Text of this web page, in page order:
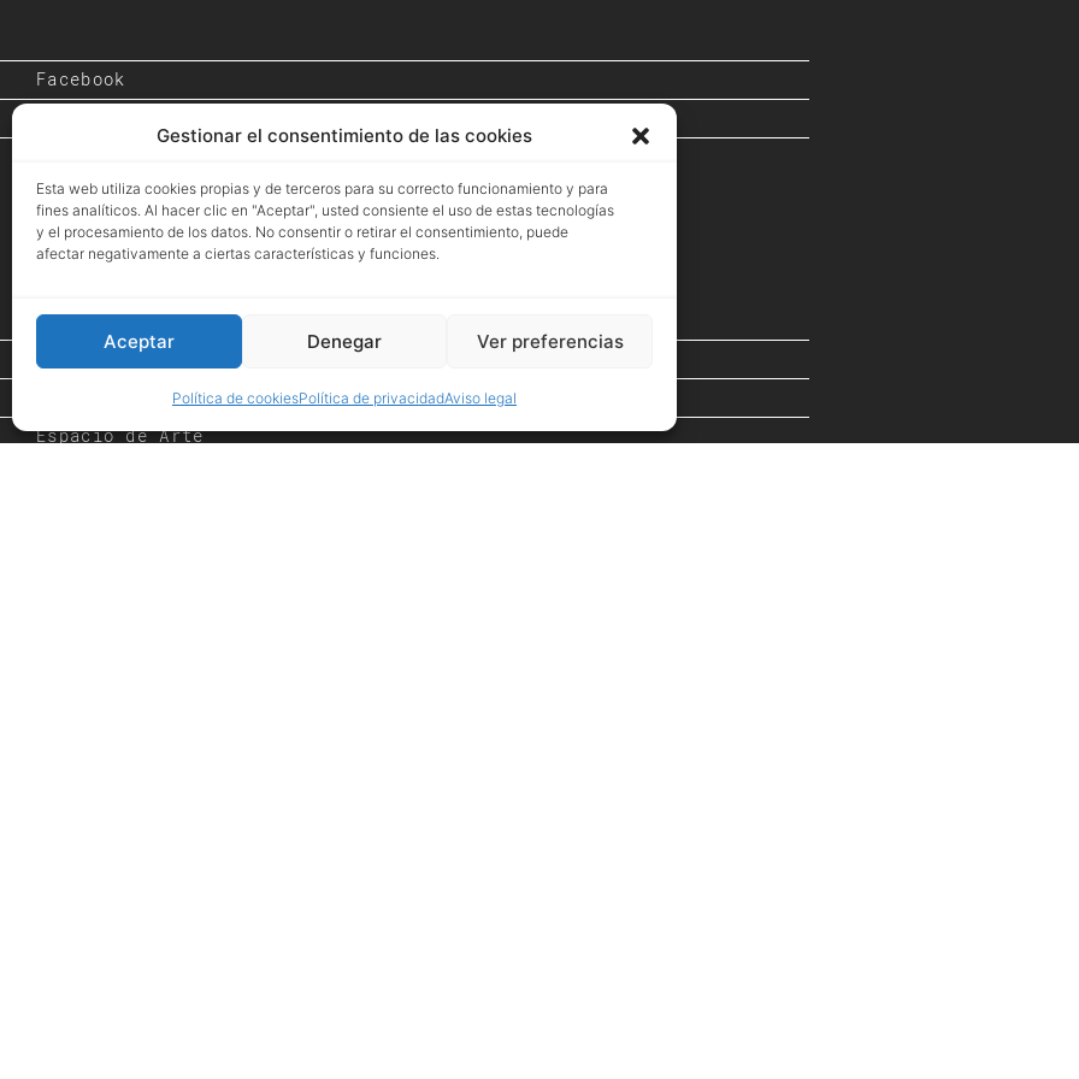
Gestionar el consentimiento de las cookies
Esta web utiliza cookies propias y de terceros para su correcto funcionamiento y para
fines analíticos. Al hacer clic en "Aceptar", usted consiente el uso de estas tecnologías
y el procesamiento de los datos. No consentir o retirar el consentimiento, puede
afectar negativamente a ciertas características y funciones.
Aceptar Denegar Ver preferencias
Política de cookiesPolítica de privacidadAviso legal
Facebook
Inicio
Espacio de Arte